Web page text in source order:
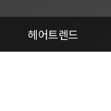
헤어트렌드